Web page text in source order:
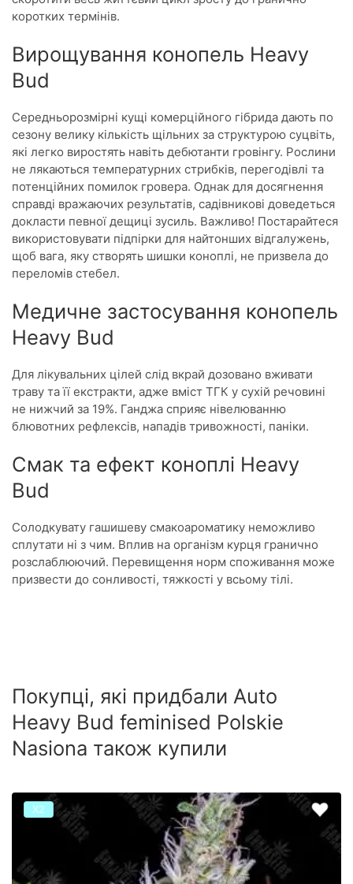
коротких термінів.
Вирощування конопель Heavy
Bud
Середньорозмірні кущі комерційного гібрида дають по
сезону велику кількість щільних за структурою суцвіть,
які легко виростять навіть дебютанти гровінгу. Рослини
не лякаються температурних стрибків, перегодівлі та
потенційних помилок гровера. Однак для досягнення
справді вражаючих результатів, садівникові доведеться
докласти певної дещиці зусиль. Важливо! Постарайтеся
використовувати підпірки для найтонших відгалужень,
щоб вага, яку створять шишки коноплі, не призвела до
переломів стебел.
Медичне застосування конопель
Heavy Bud
Для лікувальних цілей слід вкрай дозовано вживати
траву та її екстракти, адже вміст ТГК у сухій речовині
не нижчий за 19%. Ганджа сприяє нівелюванню
блювотних рефлексів, нападів тривожності, паніки.
Смак та ефект коноплі Heavy
Bud
Солодкувату гашишеву смакоароматику неможливо
сплутати ні з чим. Вплив на організм курця гранично
розслаблюючий. Перевищення норм споживання може
призвести до сонливості, тяжкості у всьому тілі.
Покупці, які придбали Auto
Heavy Bud feminised Polskie
Nasiona також купили
Х2